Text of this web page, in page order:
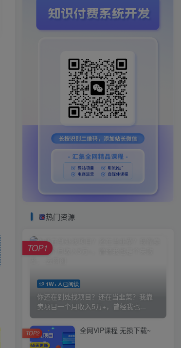
热门资源
12.1W+人已阅读
你还在到处找项目？还在当韭菜？我靠
卖项目一个月收入5万+，曾经我也...
TOP1
全网VIP课程 无损下载~
TOP2